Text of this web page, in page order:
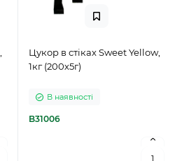
Цукор в стіках Sweet Yellow,
1кг (200х5г)
В наявності
B31006